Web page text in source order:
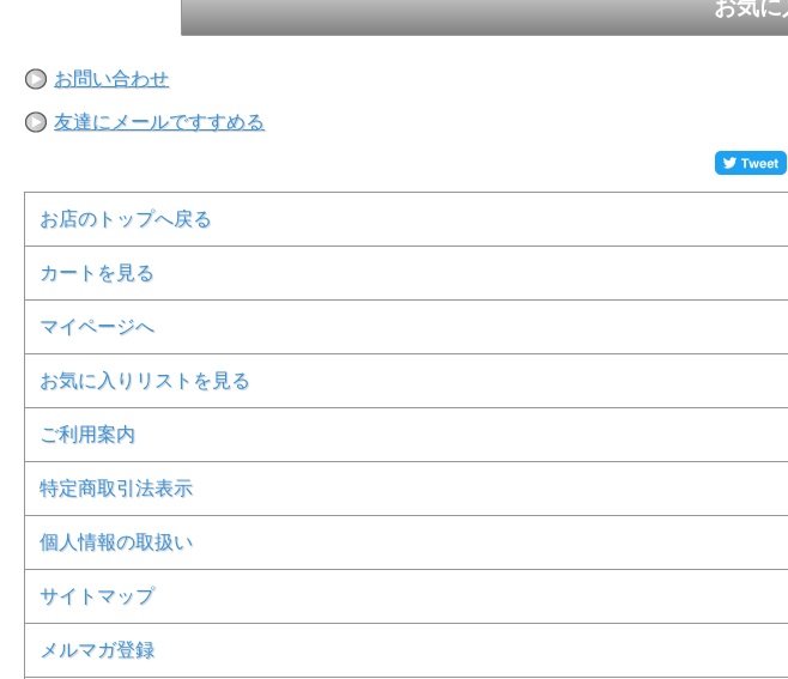
お問い合わせ
友達にメールですすめる
お店のトップへ戻る
カートを見る
マイページへ
お気に入りリストを見る
ご利用案内
特定商取引法表示
個人情報の取扱い
サイトマップ
メルマガ登録